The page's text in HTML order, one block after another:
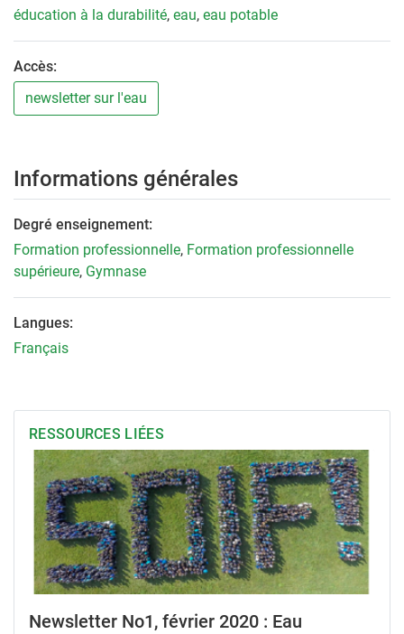
éducation à la durabilité, eau, eau potable
Accès:
newsletter sur l'eau
Informations générales
Degré enseignement:
Formation professionnelle, Formation professionnelle
supérieure, Gymnase
Langues:
Français
RESSOURCES LIÉES
Newsletter No1, février 2020 : Eau